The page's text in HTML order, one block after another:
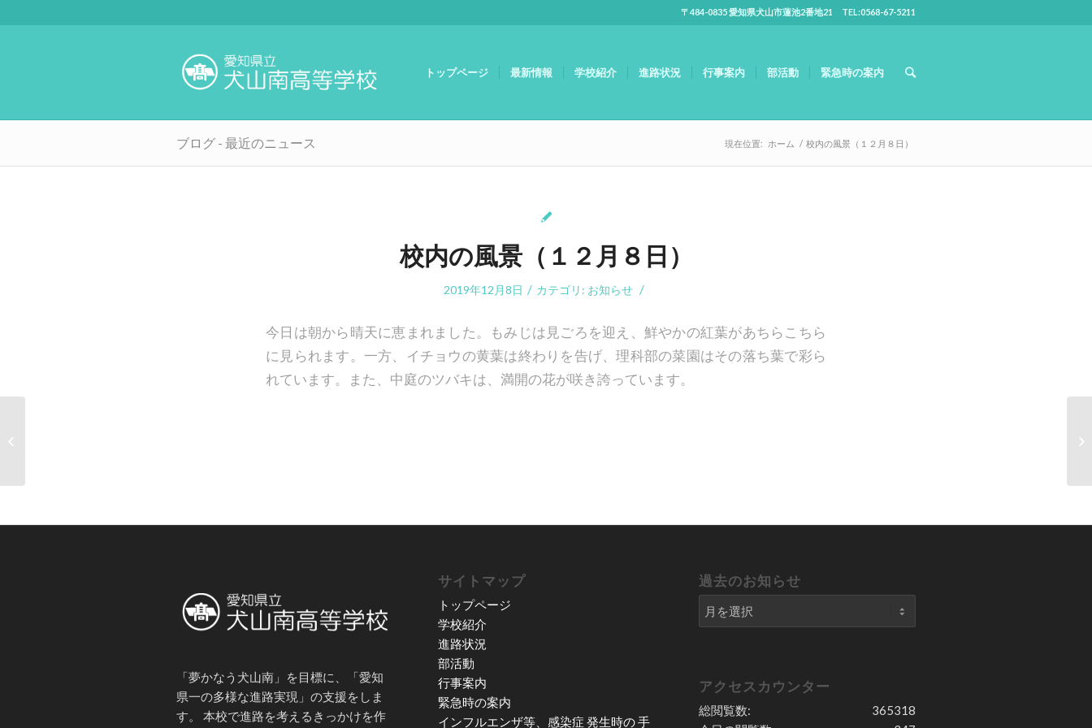
〒484-0835 愛知県犬山市蓮池2番地21 TEL:0568-67-5211
トップページ 最新情報 学校紹介 進路状況 行事案内 部活動 緊急時の案内
ブログ - 最近のニュース 現在位置: ホーム / 校内の風景（１２月８日）
校内の風景（１２月８日）
2019年12月8日 / カテゴリ: お知らせ /
今日は朝から晴天に恵まれました。もみじは見ごろを迎え、鮮やかの紅葉があちらこちら
に見られます。一方、イチョウの黄葉は終わりを告げ、理科部の菜園はその落ち葉で彩ら
れています。また、中庭のツバキは、満開の花が咲き誇っています。
「夢かなう犬山南」を目標に、「愛知
県一の多様な進路実現」の支援をしま
す。 本校で進路を考えるきっかけを作
サイトマップ
トップページ
学校紹介
進路状況
部活動
行事案内
緊急時の案内
インフルエンザ等、感染症 発生時の 手
過去のお知らせ
アクセスカウンター
365318
総閲覧数: